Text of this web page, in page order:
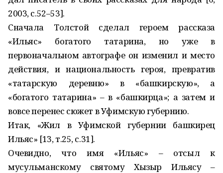
2003, с.52–53].
Сначала Толстой сделал героем рассказа
«Ильяс» богатого татарина, но уже в
первоначальном автографе он изменил и место
действия, и национальность героя, превратив
«татарскую деревню» в «башкирскую», а
«богатого татарина» – в «башкирца»; а затем и
вовсе перенес сюжет в Уфимскую губернию.
Итак, «Жил в Уфимской губернии башкирец
Ильяс» [13, т.25, с.31].
Очевидно, что имя «Ильяс» – отсыл к
мусульманскому святому Хызыр Ильясу –